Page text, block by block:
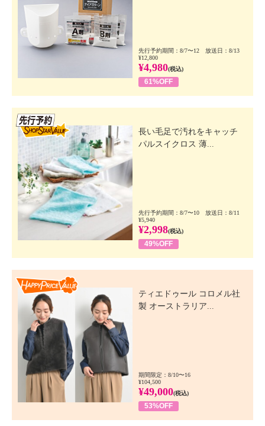
先行予約期間：8/7〜12 放送日：8/13
¥12,800
¥4,980(税込)
61%OFF
長い毛足で汚れをキャッチ
パルスイクロス 薄...
先行予約期間：8/7〜10 放送日：8/11
¥5,940
¥2,998(税込)
49%OFF
ティエドゥール コロメル社
製 オーストラリア...
期間限定：8/10〜16
¥104,500
¥49,000(税込)
53%OFF